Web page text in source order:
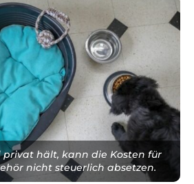
privat hält, kann die Kosten für
nicht steuerlich absetzen.